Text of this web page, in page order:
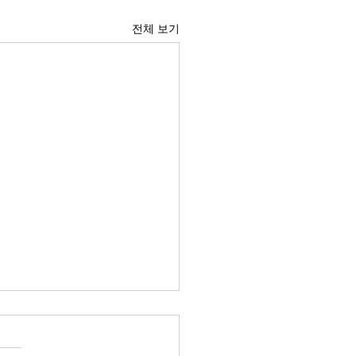
전체 보기
제의 구조적 위험요소